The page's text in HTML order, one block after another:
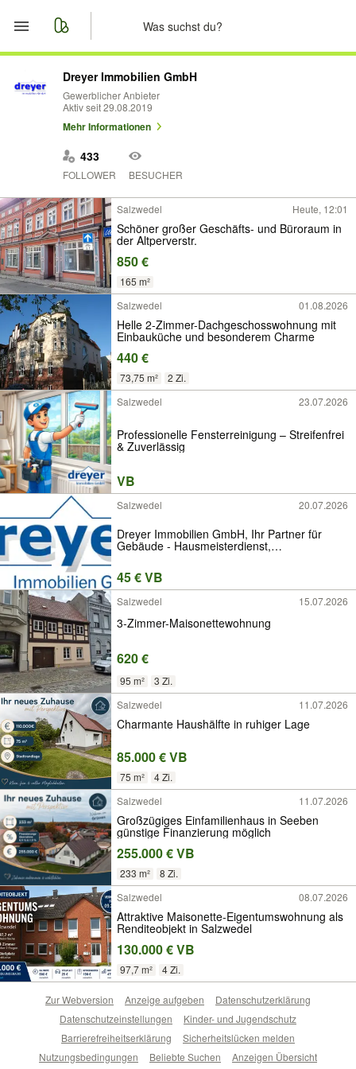
Start
Merkliste
Nachrichten
Dreyer Immobilien GmbH
Gewerblicher Anbieter
Aktiv seit 29.08.2019
Mehr Informationen
433
FOLLOWER BESUCHER
Salzwedel Heute, 12:01
Schöner großer Geschäfts- und Büroraum in
der Altperverstr.
850 €
165 m²
Salzwedel
01.08.2026
Helle 2-Zimmer-Dachgeschosswohnung mit
Einbauküche und besonderem Charme
440 €
73,75 m²
2 Zi.
Salzwedel
23.07.2026
Professionelle Fensterreinigung – Streifenfrei
& Zuverlässig
VB
Salzwedel 20.07.2026
Dreyer Immobilien GmbH, Ihr Partner für
Gebäude - Hausmeisterdienst,
Hausmeister & Gartenpflege, Hausverwaltung
& WEG Verwaltung
45 € VB
Salzwedel 15.07.2026
3-Zimmer-Maisonettewohnung
620 €
95 m²
3 Zi.
Salzwedel
11.07.2026
Charmante Haushälfte in ruhiger Lage
85.000 € VB
75 m²
4 Zi.
Salzwedel
11.07.2026
Großzügiges Einfamilienhaus in Seeben
günstige Finanzierung möglich
255.000 € VB
233 m²
8 Zi.
Salzwedel
08.07.2026
Attraktive Maisonette-Eigentumswohnung als
Renditeobjekt in Salzwedel
130.000 € VB
97,7 m² 4 Zi.
Zur Webversion Anzeige aufgeben
Datenschutzerklärung
Datenschutzeinstellungen
Kinder- und Jugendschutz
Barrierefreiheitserklärung
Sicherheitslücken melden
Nutzungsbedingungen
Beliebte Suchen Anzeigen Übersicht